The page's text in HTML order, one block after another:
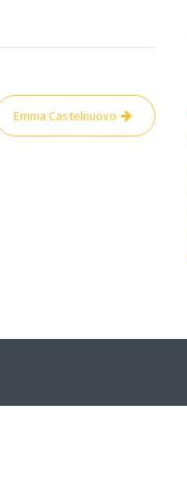
Emma Castelnuovo